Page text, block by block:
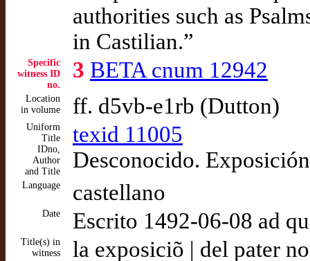
authorities such as
in Castilian.”
Specific
witness ID
no.
3 BETA cnum 12942
Location
in volume
ff. d5vb-e1rb (Dutton)
Uniform
Title
IDno,
Author
and Title
texid 11005
Desconocido.
Language castellano
Date Escrito 1492-06-08 ad
Title(s) in
witness
la exposiciõ | del pater